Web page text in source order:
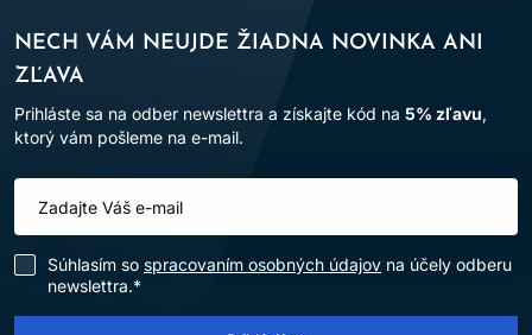
NECH VÁM NEUJDE ŽIADNA NOVINKA ANI
ZĽAVA
Prihláste sa na odber newslettra a získajte kód na 5% zľavu,
ktorý vám pošleme na e-mail.
Súhlasím so spracovaním osobných údajov na účely odberu
newslettra.*